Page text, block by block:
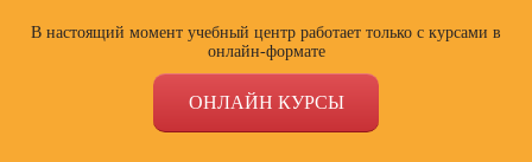
В настоящий момент учебный центр работает только с курсами в
онлайн-формате
ОНЛАЙН КУРСЫ